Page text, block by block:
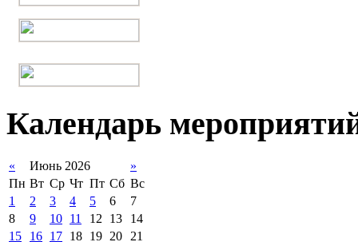
Календарь
« Июнь 2026
»
Пн Вт Ср Чт Пт Сб Вс
1
2 3 4 5 6
7
8
9 10 11 12 13
14
15
16 17 18 19 20 21